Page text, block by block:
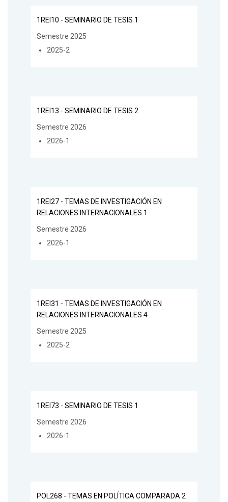
1REI10 - SEMINARIO DE TESIS 1
Semestre 2025
2025-2
1REI13 - SEMINARIO DE TESIS 2
Semestre 2026
2026-1
1REI27 - TEMAS DE INVESTIGACIÓN EN
RELACIONES INTERNACIONALES 1
Semestre 2026
2026-1
1REI31 - TEMAS DE INVESTIGACIÓN EN
RELACIONES INTERNACIONALES 4
Semestre 2025
2025-2
1REI73 - SEMINARIO DE TESIS 1
Semestre 2026
2026-1
POL268 - TEMAS EN POLÍTICA COMPARADA 2